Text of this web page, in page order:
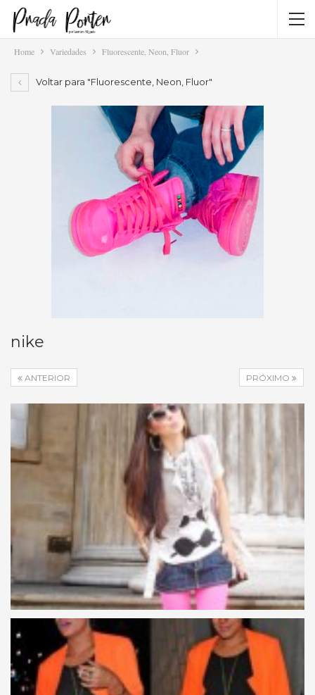
Home Variedades Fluorescente, Neon, Fluor
Voltar para "Fluorescente, Neon, Fluor"
nike
PRÓXIMO
ANTERIOR